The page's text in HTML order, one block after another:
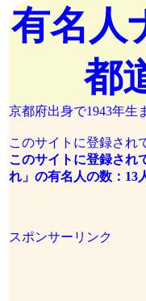
有名
都
京都府出身で1943年生
このサイトに登録され
このサイトに登録され
れ」の有名人の数：13
スポンサーリンク